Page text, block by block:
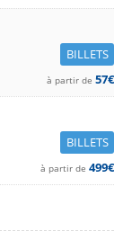
BILLETS
à partir de 57€
BILLETS
à partir de 499€